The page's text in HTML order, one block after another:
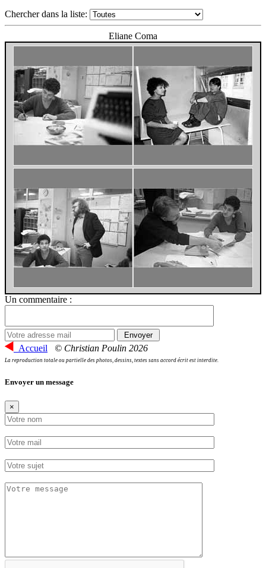
Chercher dans la liste:
Eliane Coma
Un commentaire :
Accueil © Christian Poulin 2026
La reproduction totale ou partielle des photos, dessins, textes sans accord écrit est interdite.
Envoyer un message
×